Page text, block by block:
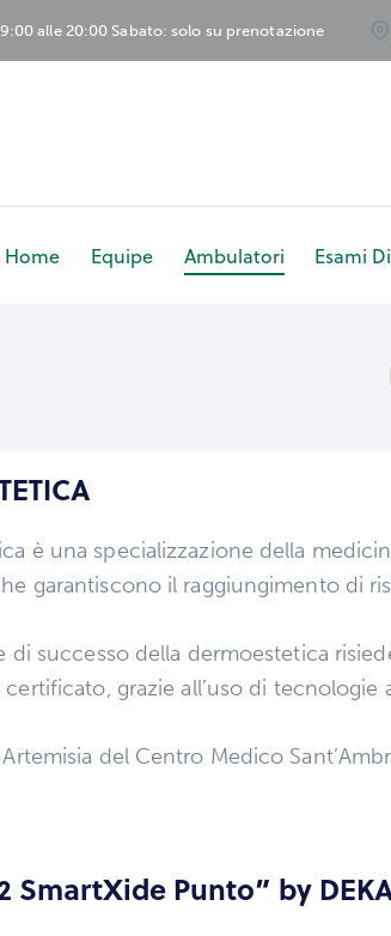
alle 20:00 Sabato: solo su prenotazione
Home Equipe Ambulatori Esami
è una specializzazione della
garantiscono il raggiungimento di
di successo della dermoestetica
grazie all’uso di
Artemisia del Centro Medico
SmartXide Punto” by